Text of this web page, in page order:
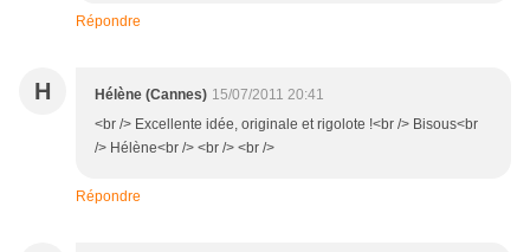
Répondre
H Hélène (Cannes) 15/07/2011 20:41
<br /> Excellente idée, originale et rigolote !<br /> Bisous<br
/> Hélène<br /> <br /> <br />
Répondre